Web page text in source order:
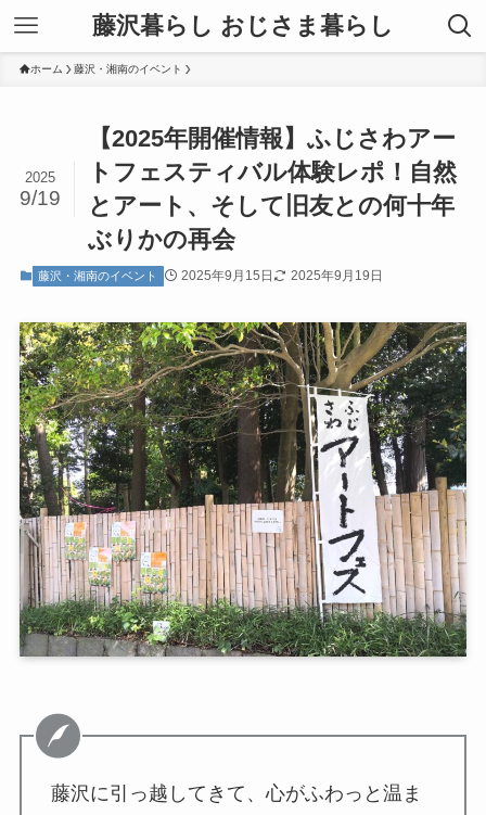
藤沢暮らし おじさま暮らし
ホーム 藤沢・湘南のイベント
【2025年開催情報】ふじさわアー
トフェスティバル体験レポ！自然
とアート、そして旧友との何十年
ぶりかの再会
2025
9/19
藤沢・湘南のイベント 2025年9月15日 2025年9月19日
藤沢に引っ越してきて、心がふわっと温ま